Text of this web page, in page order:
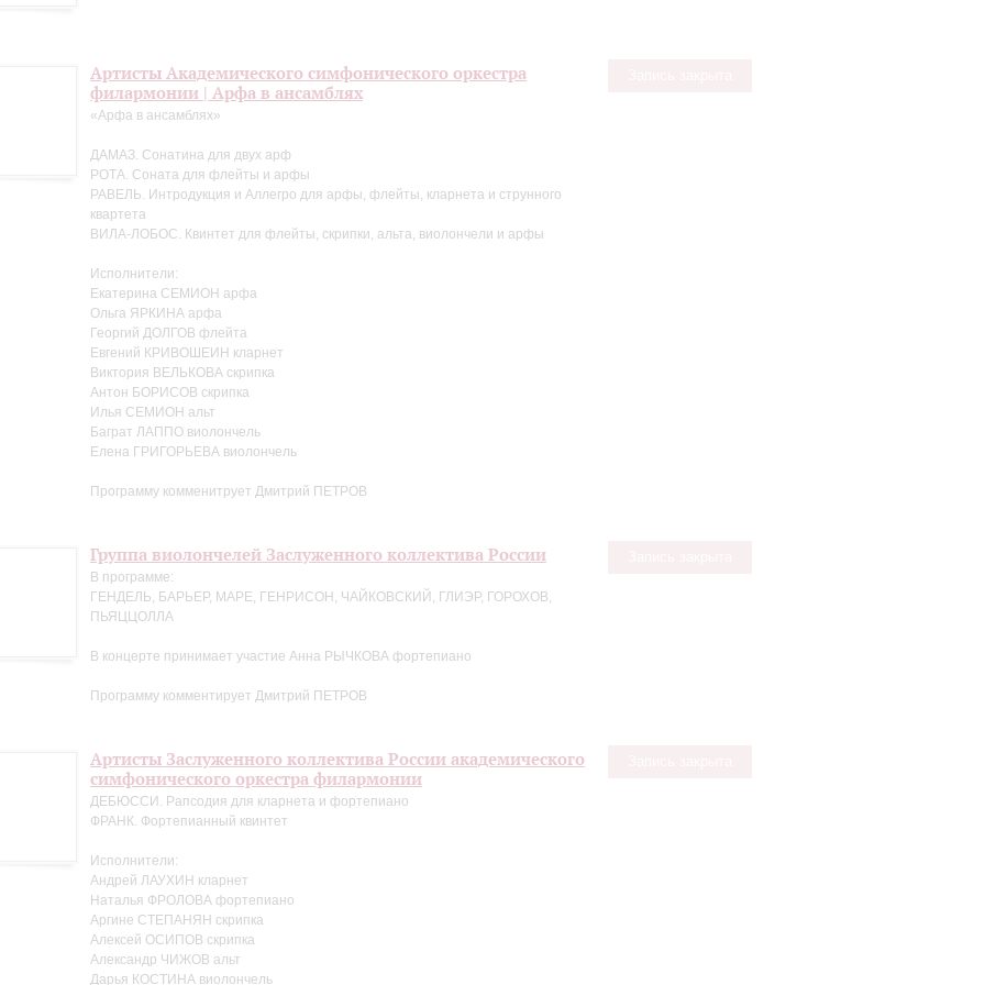
Артисты Академического симфонического оркестра
филармонии | Арфа в ансамблях
«Арфа в ансамблях»
ДАМАЗ. Сонатина для двух арф
РОТА. Соната для флейты и арфы
РАВЕЛЬ. Интродукция и Аллегро для арфы, флейты, кларнета и струнного
квартета
ВИЛА-ЛОБОС. Квинтет для флейты, скрипки, альта, виолончели и арфы
Исполнители:
Екатерина СЕМИОН арфа
Ольга ЯРКИНА арфа
Георгий ДОЛГОВ флейта
Евгений КРИВОШЕИН кларнет
Виктория ВЕЛЬКОВА скрипка
Антон БОРИСОВ скрипка
Илья СЕМИОН альт
Баграт ЛАППО виолончель
Елена ГРИГОРЬЕВА виолончель
Программу комменитрует Дмитрий ПЕТРОВ
Группа виолончелей Заслуженного коллектива России
В программе:
ГЕНДЕЛЬ, БАРЬЕР, МАРЕ, ГЕНРИСОН, ЧАЙКОВСКИЙ, ГЛИЭР, ГОРОХОВ,
ПЬЯЦЦОЛЛА
В концерте принимает участие Анна РЫЧКОВА фортепиано
Программу комментирует Дмитрий ПЕТРОВ
Артисты Заслуженного коллектива России академического
симфонического оркестра филармонии
ДЕБЮССИ. Рапсодия для кларнета и фортепиано
ФРАНК. Фортепианный квинтет
Исполнители:
Андрей ЛАУХИН кларнет
Наталья ФРОЛОВА фортепиано
Аргине СТЕПАНЯН скрипка
Алексей ОСИПОВ скрипка
Александр ЧИЖОВ альт
Дарья КОСТИНА виолончель